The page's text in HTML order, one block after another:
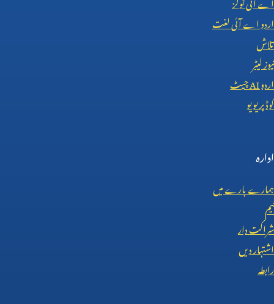
اردو اے آئی لغت
تلاش
نیوز لیٹر
اردوAIچیٹ
کوڈ پریویو
ادارہ
ہمارے بارے میں
ٹیم
شراکت دار
اشتہار دیں
رابطہ